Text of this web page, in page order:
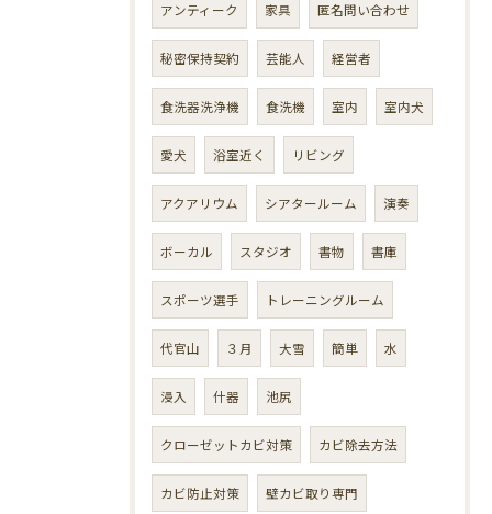
アンティーク 家具 匿名問い合わせ
秘密保持契約 芸能人 経営者
食洗器洗浄機 食洗機 室内 室内犬
愛犬 浴室近く リビング
アクアリウム シアタールーム 演奏
ボーカル スタジオ 書物 書庫
スポーツ選手 トレーニングルーム
代官山 ３月 大雪 簡単 水
浸入 什器 池尻
クローゼットカビ対策 カビ除去方法
カビ防止対策 壁カビ取り専門